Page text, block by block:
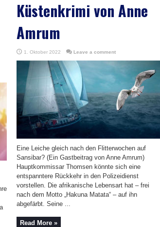
Küstenkrimi von Anne
Amrum
1. Oktober 2022 Leave a comment
Eine Leiche gleich nach den Flitterwochen auf
Sansibar? (Ein Gastbeitrag von Anne Amrum)
Hauptkommissar Thomsen könnte sich eine
entspanntere Rückkehr in den Polizeidienst
vorstellen. Die afrikanische Lebensart hat – frei
nach dem Motto „Hakuna Matata“ – auf ihn
abgefärbt. Seine ...
Read More »